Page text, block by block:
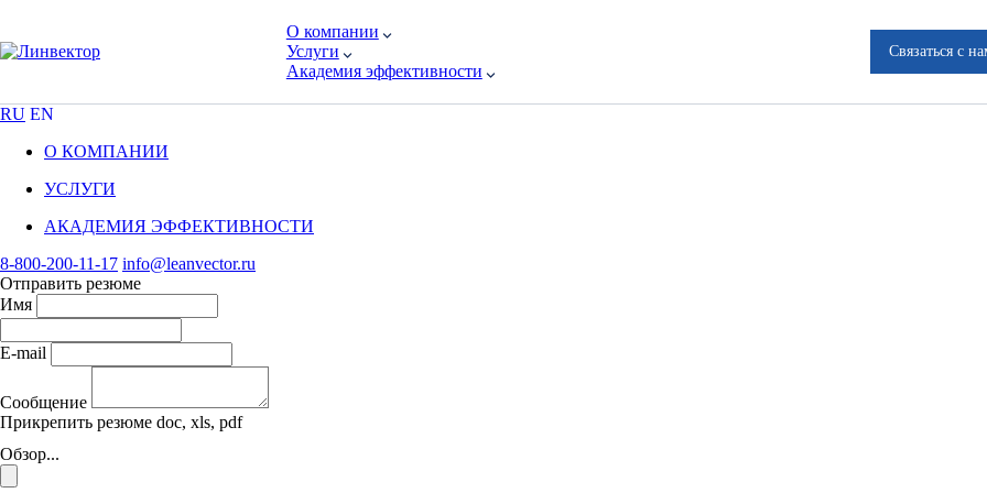
О компании
Услуги
Академия эффективности
Связаться с
RU EN
О КОМПАНИИ
УСЛУГИ
АКАДЕМИЯ ЭФФЕКТИВНОСТИ
8-800-200-11-17 info@leanvector.ru
Отправить резюме
Имя
E-mail
Сообщение
Прикрепить резюме doc, xls, pdf
Обзор...